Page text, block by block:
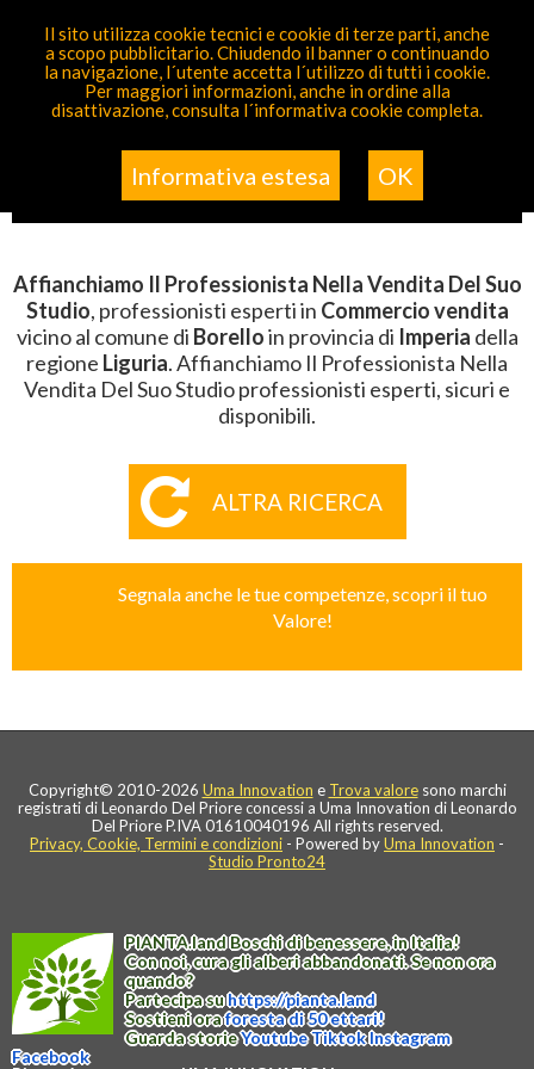
PARTECIPA GRATIS
Sei QuiElenco>Commercio Vendita>Affianchiamo Il
Professionista Nella Vendita Del Suo Studio>Liguria
Imperia>Borello
PROFESSIONISTA NELLA VENDITA
DEL SUO STUDIO BORELLO
Affianchiamo Il Professionista Nella Vendita Del Suo
Studio, professionisti esperti in Commercio vendita
vicino al comune di Borelloin provincia di Imperia della
regione Liguria. Affianchiamo Il Professionista Nella
Vendita Del Suo Studio professionisti esperti, sicuri e
disponibili.
ALTRA RICERCA
Segnala anche le tue competenze, scopri il tuo
Valore!
Copyright© 2010-2026 Uma Innovation e Trova valoresono marchi
registrati di Leonardo Del Priore concessi a Uma Innovation di Leonardo
Del Priore P.IVA 01610040196 All rights reserved.
Privacy, Cookie, Termini e condizioni - Powered byUma Innovation -
Studio Pronto24
PIANTA.landBoschi di benessere, in Italia!
Con noi, cura gli alberi abbandonati. Se non ora
quando?
Partecipa suhttps://pianta.land
Sostieni oraforesta di 50 ettari!
Guarda storieYoutubeTiktokInstagram
Facebook
Il sito utilizza cookie tecnici e cookie di terze parti, anche
a scopo pubblicitario. Chiudendo il banner o continuando
la navigazione, l´utente accetta l´utilizzo di tutti i cookie.
Per maggiori informazioni, anche in ordine alla
disattivazione, consulta l´informativa cookie completa.
Informativa estesa OK